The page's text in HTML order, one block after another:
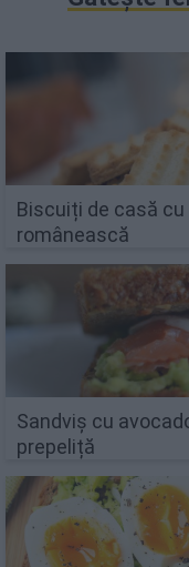
Biscuiți de casă
românească
Sandviș cu
prepeliță